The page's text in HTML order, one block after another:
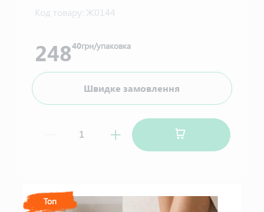
Код товару: Ж0144
24840грн/упаковка
Швидке замовлення
Топ